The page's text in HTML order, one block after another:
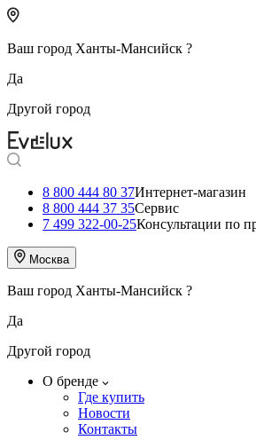
Ваш город Ханты-Мансийск ?
Да
Другой город
8 800 444 80 37Интернет-магазин
8 800 444 37 35Сервис
7 499 322-00-25Консультации по
Москва
Ваш город Ханты-Мансийск ?
Да
Другой город
О бренде
Где купить
Новости
Контакты